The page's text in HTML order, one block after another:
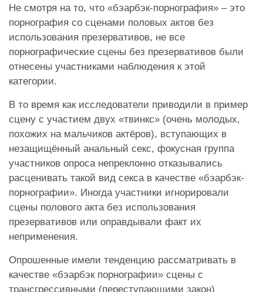
Не смотря на то, что «бэарбэк-порнография» – это
порнография со сценами половых актов без
использования презервативов, не все
порнографические сцены без презервативов были
отнесены участниками наблюдения к этой
категории.
В то время как исследователи приводили в пример
сцену с участием двух «твинкс» (очень молодых,
похожих на мальчиков актёров), вступающих в
незащищённый анальный секс, фокусная группа
участников опроса непреклонно отказывались
расценивать такой вид секса в качестве «бэарбэк-
порнографии». Иногда участники игнорировали
сцены полового акта без использования
презервативов или оправдывали факт их
неприменения.
Опрошенные имели тенденцию рассматривать в
качестве «бэарбэк порнографии» сцены с
трансгрессивными (переступающими закон)